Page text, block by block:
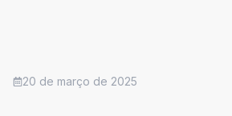
20 de março de 2025